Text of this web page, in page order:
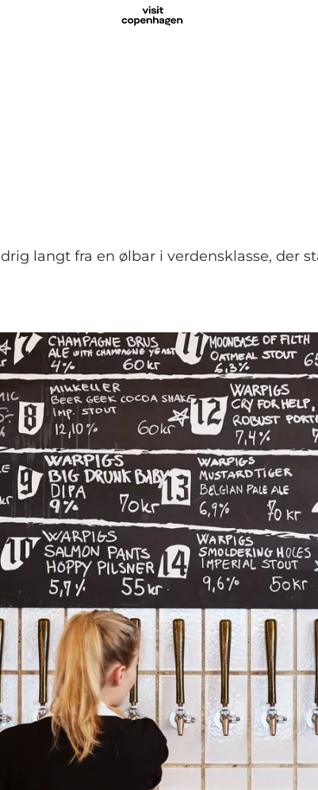
langt fra en ølbar i verdensklasse,